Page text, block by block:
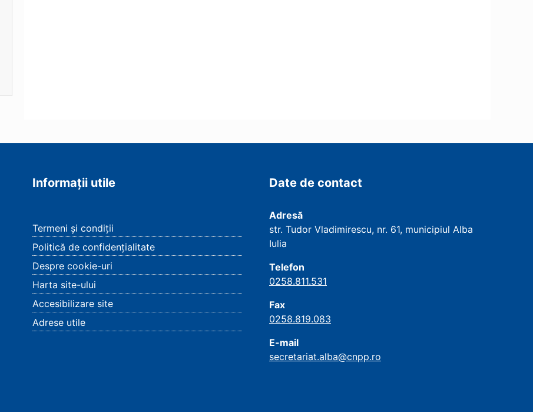
Informații utile
Termeni și condiții
Politică de confidențialitate
Despre cookie-uri
Harta site-ului
Accesibilizare site
Adrese utile
Date de contact
Adresă
str. Tudor Vladimirescu, nr. 61, municipiul Alba
Iulia
Telefon
0258.811.531
Fax
0258.819.083
E-mail
secretariat.alba@cnpp.ro